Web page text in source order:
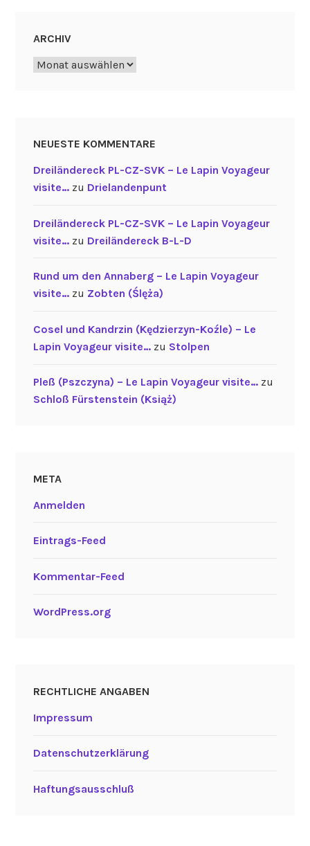
ARCHIV
Archiv
NEUESTE KOMMENTARE
Dreiländereck PL-CZ-SVK – Le Lapin Voyageur
visite…zu Drielandenpunt
Dreiländereck PL-CZ-SVK – Le Lapin Voyageur
visite…zu Dreiländereck B-L-D
Rund um den Annaberg – Le Lapin Voyageur
visite…zu Zobten (Ślęża)
Cosel und Kandrzin (Kędzierzyn-Koźle) – Le
Lapin Voyageur visite…zu Stolpen
Pleß (Pszczyna) – Le Lapin Voyageur visite…zu
Schloß Fürstenstein (Książ)
META
Anmelden
Eintrags-Feed
Kommentar-Feed
WordPress.org
RECHTLICHE ANGABEN
Impressum
Datenschutzerklärung
Haftungsausschluß